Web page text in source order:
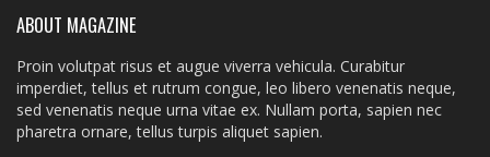
ABOUT MAGAZINE
Proin volutpat risus et augue viverra vehicula. Curabitur
imperdiet, tellus et rutrum congue, leo libero venenatis neque,
sed venenatis neque urna vitae ex. Nullam porta, sapien nec
pharetra ornare, tellus turpis aliquet sapien.